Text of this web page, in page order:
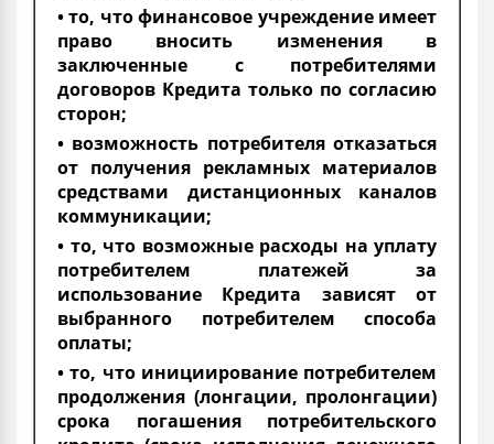
• то, что финансовое учреждение имеет
право вносить изменения в
заключенные с потребителями
договоров Кредита только по согласию
сторон;
• возможность потребителя отказаться
от получения рекламных материалов
средствами дистанционных каналов
коммуникации;
• то, что возможные расходы на уплату
потребителем платежей за
использование Кредита зависят от
выбранного потребителем способа
оплаты;
• то, что инициирование потребителем
продолжения (лонгации, пролонгации)
срока погашения потребительского